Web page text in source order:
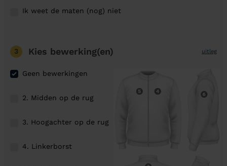
Ik weet de maten (nog) niet
3 Kies bewerking(en) uitleg
Geen bewerkingen
2. Midden op de rug
3. Hoogachter op de rug
4. Linkerborst